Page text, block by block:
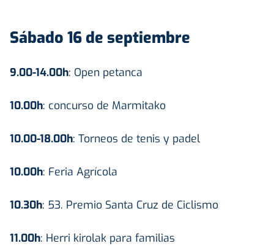
Sábado 16 de septiembre
9.00-14.00h: Open petanca
10.00h: concurso de Marmitako
10.00-18.00h: Torneos de tenis y padel
10.00h: Feria Agrícola
10.30h: 53. Premio Santa Cruz de Ciclismo
11.00h: Herri kirolak para familias